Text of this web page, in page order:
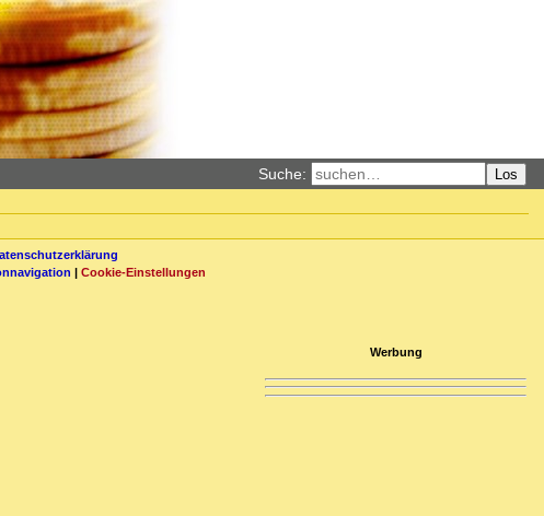
Suche: Los
| Cookie-Einstellungen
Werbung